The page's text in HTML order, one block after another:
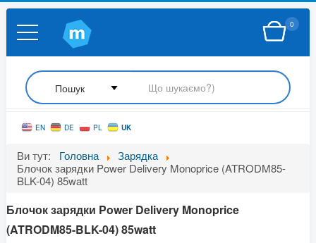
0
EN DE PL UK
Ви тут: Головна
Зарядка
Блочок зарядки Power Delivery Monoprice (ATRODM85-
BLK-04) 85watt
Блочок зарядки Power Delivery Monoprice
(ATRODM85-BLK-04) 85watt